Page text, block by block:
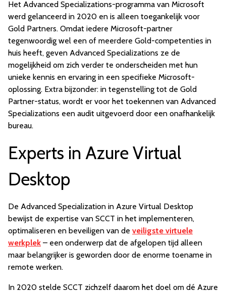
Het Advanced Specializations-programma van Microsoft
werd gelanceerd in 2020 en is alleen toegankelijk voor
Gold Partners. Omdat iedere Microsoft-partner
tegenwoordig wel een of meerdere Gold-competenties in
huis heeft, geven Advanced Specializations ze de
mogelijkheid om zich verder te onderscheiden met hun
unieke kennis en ervaring in een specifieke Microsoft-
oplossing. Extra bijzonder: in tegenstelling tot de Gold
Partner-status, wordt er voor het toekennen van Advanced
Specializations een audit uitgevoerd door een onafhankelijk
bureau.
Experts in Azure Virtual
Desktop
De Advanced Specialization in Azure Virtual Desktop
bewijst de expertise van SCCT in het implementeren,
optimaliseren en beveiligen van de veiligste virtuele
werkplek – een onderwerp dat de afgelopen tijd alleen
maar belangrijker is geworden door de enorme toename in
remote werken.
In 2020 stelde SCCT zichzelf daarom het doel om dé Azure